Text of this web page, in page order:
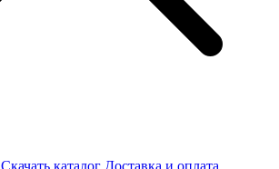
Скачать каталог Доставка и оплата